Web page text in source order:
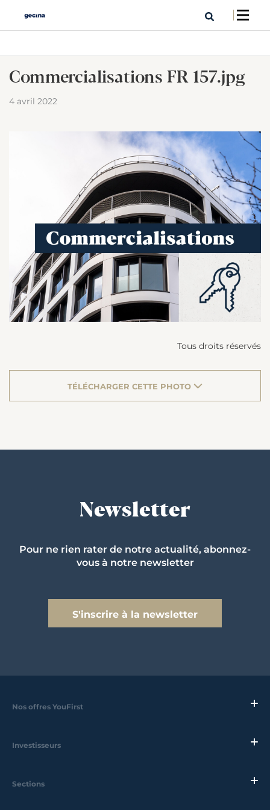
Commercialisations FR 157.jpg
4 avril 2022
Tous droits réservés
TÉLÉCHARGER CETTE PHOTO
Newsletter
Pour ne rien rater de notre actualité, abonnez-
vous à notre newsletter
S'inscrire à la newsletter
Nos offres YouFirst
Investisseurs
Sections